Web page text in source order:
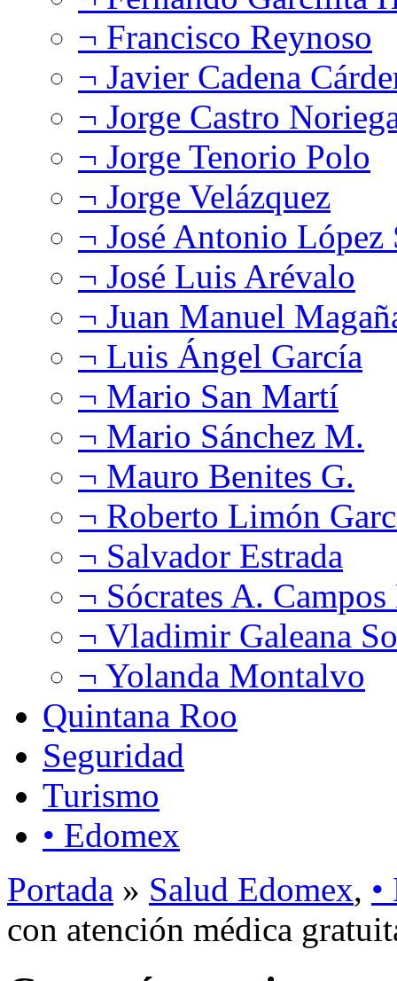
¬ Francisco Reynoso
¬ Javier Cadena
¬ Jorge Castro
¬ Jorge Tenorio Polo
¬ Jorge Velázquez
¬ José Antonio López
¬ José Luis Arévalo
¬ Juan Manuel
¬ Luis Ángel García
¬ Mario San Martí
¬ Mario Sánchez M.
¬ Mauro Benites G.
¬ Roberto Limón
¬ Salvador Estrada
¬ Sócrates A.
¬ Vladimir Galeana
¬ Yolanda Montalvo
Quintana Roo
Seguridad
Turismo
• Edomex
Portada » Salud Edomex, •
con atención médica